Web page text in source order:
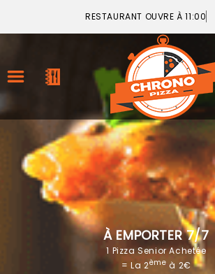
RESTAURANT OUVRE À 11:00
ACCUEIL
LA CARTE
VOTRE COMPTE
NOTRE RESTAURANT
À EMPORTER 7/7
1 Pizza Senior Achetée
= La 2ème à 2€